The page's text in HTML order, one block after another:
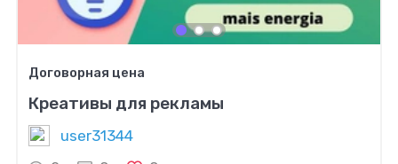
Договорная цена
Креативы для рекламы
user31344